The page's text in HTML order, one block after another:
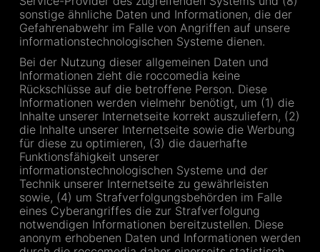
sonstige ähnliche Daten und Informationen, die der
Gefahrenabwehr im Falle von Angriffen auf unsere
informationstechnologischen Systeme dienen.
Bei der Nutzung dieser allgemeinen Daten und
Informationen zieht die roccomedia keine
Rückschlüsse auf die betroffene Person. Diese
Informationen werden vielmehr benötigt, um (1) die
Inhalte unserer Internetseite korrekt auszuliefern, (2)
die Inhalte unserer Internetseite sowie die Werbung
für diese zu optimieren, (3) die dauerhafte
Funktionsfähigkeit unserer
informationstechnologischen Systeme und der
Technik unserer Internetseite zu gewährleisten
sowie, (4) um Strafverfolgungsbehörden im Falle
eines Cyberangriffes die zur Strafverfolgung
notwendigen Informationen bereitzustellen. Diese
anonym erhobenen Daten und Informationen werden